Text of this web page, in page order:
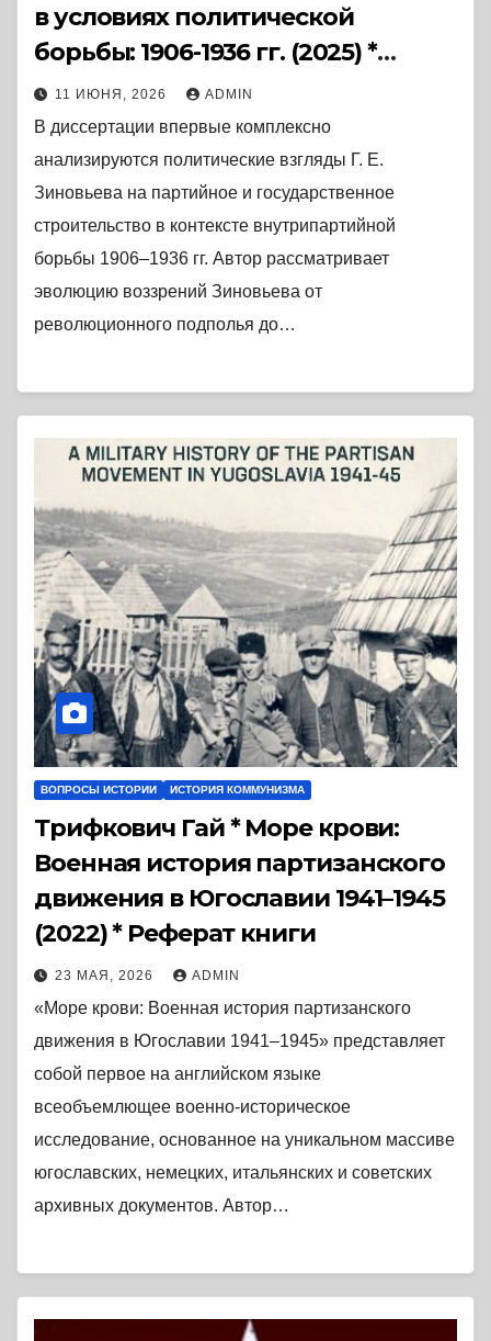
в условиях политической
борьбы: 1906-1936 гг. (2025) *
Диссертация
11 ИЮНЯ, 2026 ADMIN
В диссертации впервые комплексно
анализируются политические взгляды Г. Е.
Зиновьева на партийное и государственное
строительство в контексте внутрипартийной
борьбы 1906–1936 гг. Автор рассматривает
эволюцию воззрений Зиновьева от
революционного подполья до…
ВОПРОСЫ ИСТОРИИ ИСТОРИЯ КОММУНИЗМА
Трифкович Гай * Море крови:
Военная история партизанского
движения в Югославии 1941–1945
(2022) * Реферат книги
23 МАЯ, 2026 ADMIN
«Море крови: Военная история партизанского
движения в Югославии 1941–1945» представляет
собой первое на английском языке
всеобъемлющее военно-историческое
исследование, основанное на уникальном массиве
югославских, немецких, итальянских и советских
архивных документов. Автор…